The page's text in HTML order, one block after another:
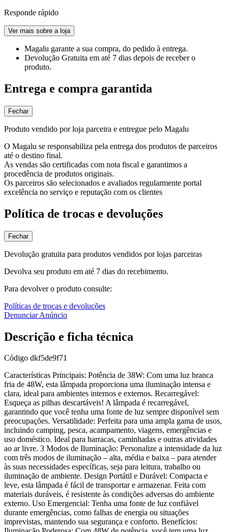
Responde rápido
Ver mais sobre a loja
Magalu garante a sua compra, do pedido à entrega.
Devolução Gratuita em até 7 dias depois de receber o
produto.
Entrega e compra garantida
Fechar
Produto vendido por loja parceira e entregue pelo Magalu
O Magalu se responsabiliza pela entrega dos produtos de parceiros
até o destino final.
As vendas são certificadas com nota fiscal e garantimos a
procedência de produtos originais.
Os parceiros são selecionados e avaliados regularmente portal
excelência no serviço e reputação com os clientes
Política de trocas e devoluções
Fechar
Devolução gratuita para produtos vendidos por lojas parceiras
Devolva seu produto em até 7 dias do recebimento.
Para devolver o produto consulte:
Políticas de trocas e devoluções
Denunciar Anúncio
Descrição e ficha técnica
Código dkf5de9f71
Características Principais: Potência de 38W: Com uma luz branca
fria de 48W, esta lâmpada proporciona uma iluminação intensa e
clara, ideal para ambientes internos e externos. Recarregável:
Esqueça as pilhas descartáveis! A lâmpada é recarregável,
garantindo que você tenha uma fonte de luz sempre disponível sem
preocupações. Versatilidade: Perfeita para uma ampla gama de usos,
incluindo camping, pesca, acampamento, viagens, emergências e
uso doméstico. Ideal para barracas, caminhadas e outras atividades
ao ar livre. 3 Modos de Iluminação: Personalize a intensidade da luz
com três modos de iluminação – alta, média e baixa – para atender
às suas necessidades específicas, seja para leitura, trabalho ou
iluminação de ambiente. Design Portátil e Durável: Compacta e
leve, esta lâmpada é fácil de transportar e armazenar. Feita com
materiais duráveis, é resistente às condições adversas do ambiente
externo. Uso Emergencial: Tenha uma fonte de luz confiável
durante emergências, como falhas de energia ou situações
imprevistas, mantendo sua segurança e conforto. Benefícios: